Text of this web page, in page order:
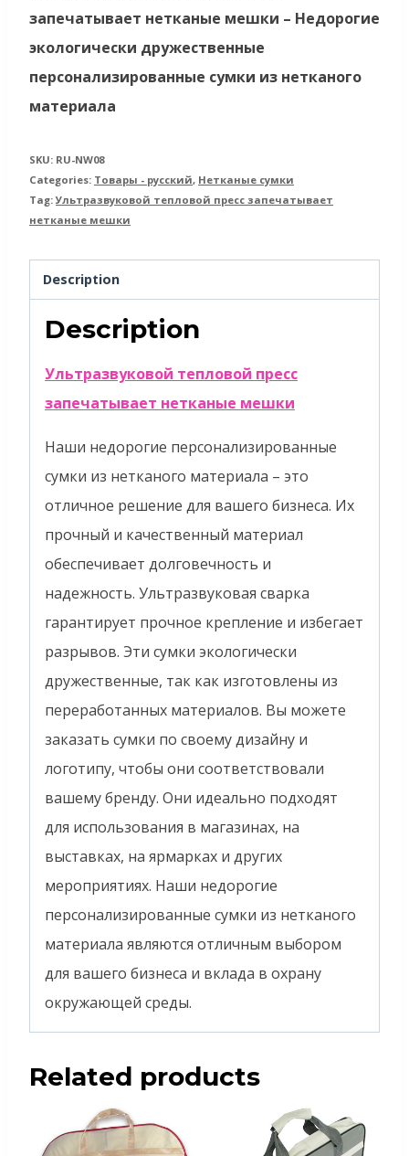
запечатывает нетканые мешки – Недорогие
экологически дружественные
персонализированные сумки из нетканого
материала
SKU: RU-NW08
Categories: Товары - русский, Нетканые сумки
Tag: Ультразвуковой тепловой пресс запечатывает
нетканые мешки
Description
Description
Ультразвуковой тепловой пресс
запечатывает нетканые мешки
Наши недорогие персонализированные
сумки из нетканого материала – это
отличное решение для вашего бизнеса. Их
прочный и качественный материал
обеспечивает долговечность и
надежность. Ультразвуковая сварка
гарантирует прочное крепление и избегает
разрывов. Эти сумки экологически
дружественные, так как изготовлены из
переработанных материалов. Вы можете
заказать сумки по своему дизайну и
логотипу, чтобы они соответствовали
вашему бренду. Они идеально подходят
для использования в магазинах, на
выставках, на ярмарках и других
мероприятиях. Наши недорогие
персонализированные сумки из нетканого
материала являются отличным выбором
для вашего бизнеса и вклада в охрану
окружающей среды.
Related products